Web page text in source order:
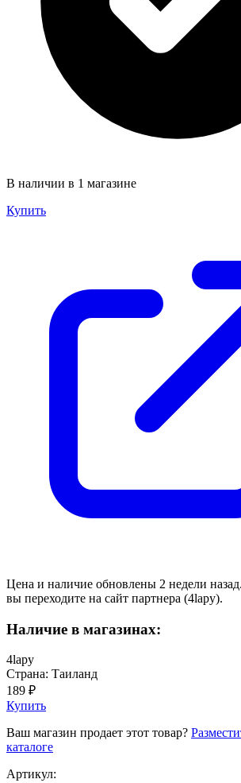
В наличии в 1 магазине
Купить
Цена и наличие обновлены 2 недели
вы переходите на сайт партнера (4lapy).
Наличие в магазинах:
4lapy
Страна: Таиланд
189 ₽
Купить
Ваш магазин продает этот товар?
каталоге
Артикул: